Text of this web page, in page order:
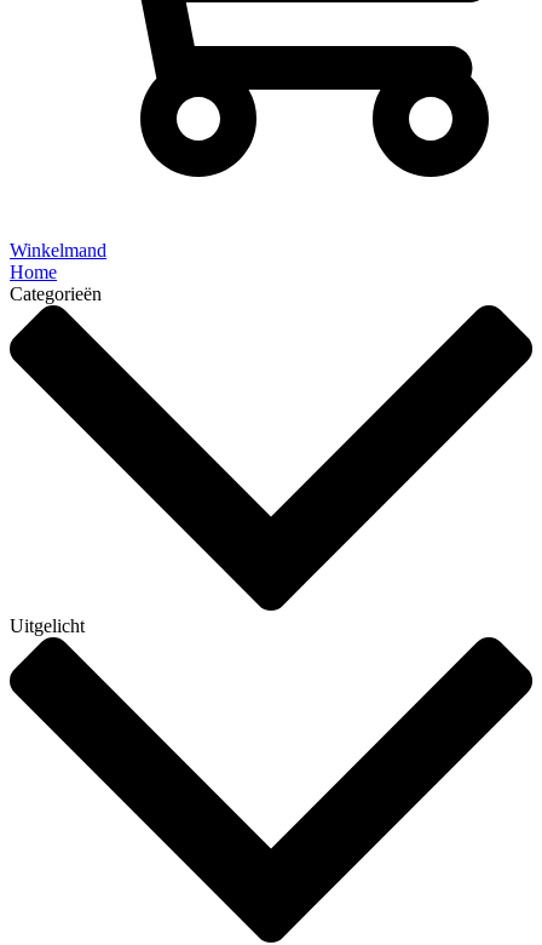
Winkelmand
Home
Categorieën
Uitgelicht